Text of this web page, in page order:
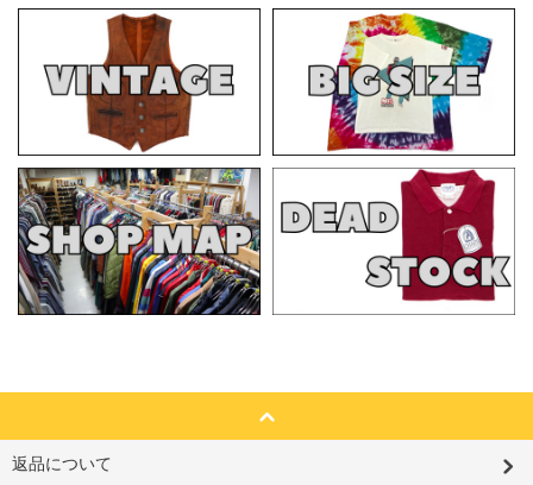
返品について